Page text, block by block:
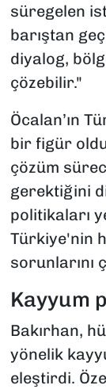
süregelen
barıştan
diyalog,
çözebilir."
Öcalan’ın
bir figür
çözüm
gerektiğini
politikaları
Türkiye'nin
sorunlarını
Kayyum
Bakırhan,
yönelik
eleştirdi.